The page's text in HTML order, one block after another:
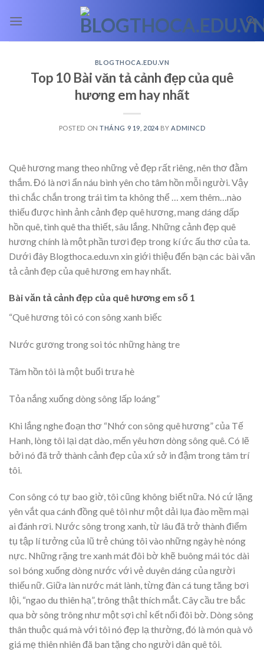
BLOGTHOCA.EDU.VN
Top 10 Bài văn tả cảnh đẹp của quê
hương em hay nhất
POSTED ONTHÁNG 9 19, 2024 BY ADMINCD
Quê hương mang theo những vẻ đẹp rất riêng, nên thơ đằm
thắm. Đó là nơi ẩn náu bình yên cho tâm hồn mỗi người. Vậy
thì chắc chắn trong trái tim ta không thể
… xem thêm… nào
thiếu được hình ảnh cảnh đẹp quê hương, mang dáng dấp
hồn quê, tình quê tha thiết, sâu lắng. Những cảnh đẹp quê
hương chính là một phần tươi đẹp trong kí ức ấu thơ của ta.
Dưới đây Blogthoca.edu.vn xin giới thiệu đến bạn các bài văn
tả cảnh đẹp của quê hương em hay nhất.
Bài văn tả cảnh đẹp của quê hương em số 1
“Quê hương tôi có con sông xanh biếc
Nước gương trong soi tóc những hàng tre
Tâm hồn tôi là một buổi trưa hè
Tỏa nắng xuống dòng sông lấp loáng”
Khi lắng nghe đoạn thơ “Nhớ con sông quê hương” của Tế
Hanh, lòng tôi lại dạt dào, mến yêu hơn dòng sông quê. Có lẽ
bởi nó đã trở thành cảnh đẹp của xứ sở in đậm trong tâm trí
tôi.
Con sông có tự bao giờ, tôi cũng không biết nữa. Nó cứ lặng
yên vắt qua cánh đồng quê tôi như một dải lụa đào mềm mại
ai đánh rơi. Nước sông trong xanh, từ lâu đã trở thành điểm
tụ tập lí tưởng của lũ trẻ chúng tôi vào những ngày hè nóng
nực. Những rặng tre xanh mát đôi bờ khẽ buông mái tóc dài
soi bóng xuống dòng nước với vẻ duyên dáng của người
thiếu nữ. Giữa làn nước mát lành, từng đàn cá tung tăng bơi
lội, “ngao du thiên hạ”, trông thật thích mắt. Cây cầu tre bắc
qua bờ sông trông như một sợi chỉ kết nối đôi bờ. Dòng sông
thân thuộc quá mà với tôi nó đẹp lạ thường, đó là món quà vô
giá mẹ thiên nhiên đã ban tặng cho người dân quê tôi.